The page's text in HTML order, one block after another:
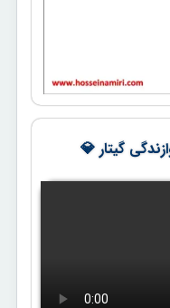
گیتار 💎